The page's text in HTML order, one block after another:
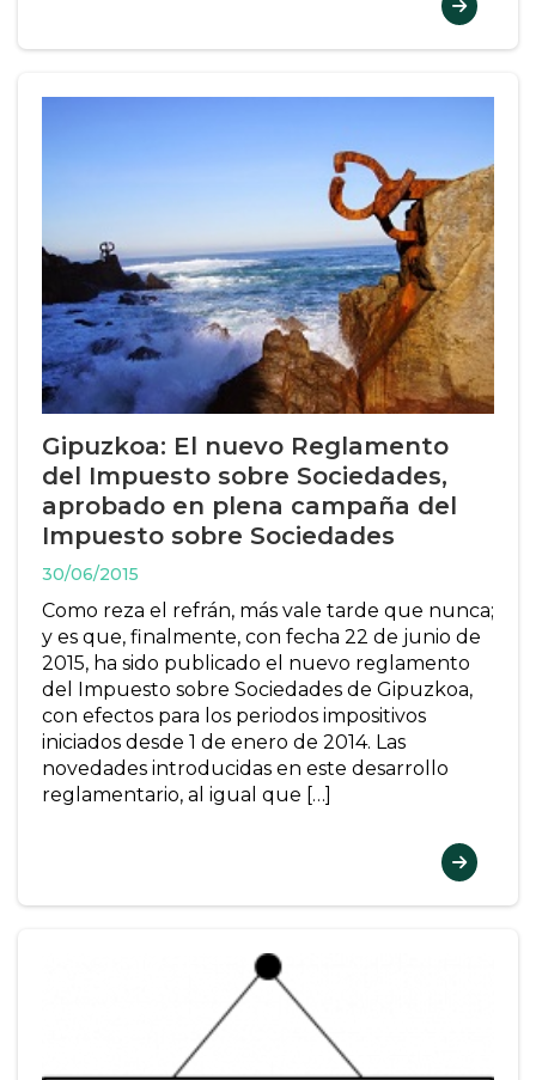
Gipuzkoa: El nuevo Reglamento
del Impuesto sobre Sociedades,
aprobado en plena campaña del
Impuesto sobre Sociedades
30/06/2015
Como reza el refrán, más vale tarde que nunca;
y es que, finalmente, con fecha 22 de junio de
2015, ha sido publicado el nuevo reglamento
del Impuesto sobre Sociedades de Gipuzkoa,
con efectos para los periodos impositivos
iniciados desde 1 de enero de 2014. Las
novedades introducidas en este desarrollo
reglamentario, al igual que […]